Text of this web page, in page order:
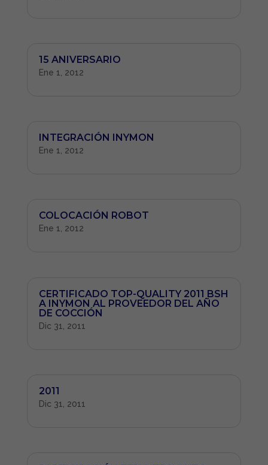
15 ANIVERSARIO
Ene 1, 2012
INTEGRACIÓN INYMON
Ene 1, 2012
COLOCACIÓN ROBOT
Ene 1, 2012
CERTIFICADO TOP-QUALITY 2011 BSH
A INYMON AL PROVEEDOR DEL AÑO
DE COCCIÓN
Dic 31, 2011
2011
Dic 31, 2011